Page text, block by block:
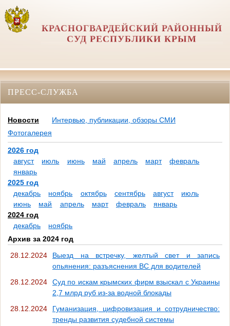
КРАСНОГВАРДЕЙСКИЙ РАЙОННЫЙ
СУД РЕСПУБЛИКИ КРЫМ
ПРЕСС-СЛУЖБА
Новости
Интервью, публикации, обзоры СМИ
Фотогалерея
2026 год
август
июль июнь май апрель март
февраль
январь
2025 год
декабрь
ноябрь октябрь сентябрь август
июль
июнь
май апрель март февраль
январь
2024 год
декабрь
ноябрь
Архив за 2024 год
28.12.2024
Выезд на встречку, желтый свет и запись
опьянения: разъяснения ВС для водителей
28.12.2024
Суд по искам крымских фирм взыскал с Украины
2,7 млрд руб из-за водной блокады
28.12.2024
Гуманизация, цифровизация и сотрудничество:
тренды развития судебной системы